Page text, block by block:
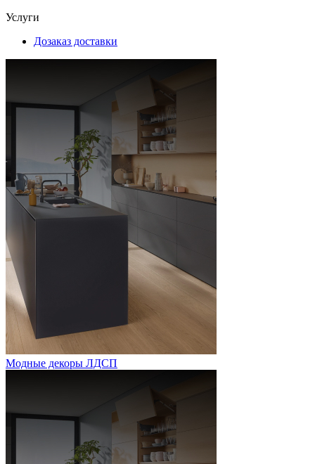
Услуги
Дозаказ доставки
Модные декоры ЛДСП